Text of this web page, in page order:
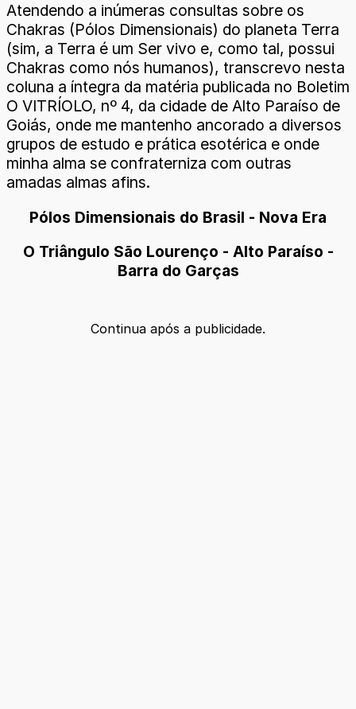
Atendendo a inúmeras consultas sobre os
Chakras (Pólos Dimensionais) do planeta Terra
(sim, a Terra é um Ser vivo e, como tal, possui
Chakras como nós humanos), transcrevo nesta
coluna a íntegra da matéria publicada no Boletim
O VITRÍOLO, nº 4, da cidade de Alto Paraíso de
Goiás, onde me mantenho ancorado a diversos
grupos de estudo e prática esotérica e onde
minha alma se confraterniza com outras
amadas almas afins.
Pólos Dimensionais do Brasil - Nova Era
O Triângulo São Lourenço - Alto Paraíso -
Barra do Garças
Continua após a publicidade.